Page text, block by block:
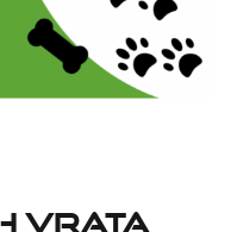
vrata